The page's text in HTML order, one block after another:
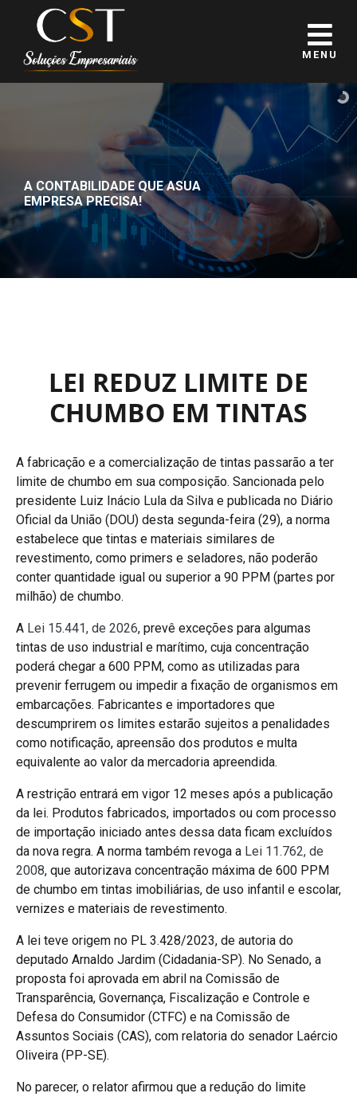
MENU
A CONTABILIDADE QUE ASUA
EMPRESA PRECISA!
LEI REDUZ LIMITE DE
CHUMBO EM TINTAS
A fabricação e a comercialização de tintas passarão a ter
limite de chumbo em sua composição. Sancionada pelo
presidente Luiz Inácio Lula da Silva e publicada no Diário
Oficial da União (DOU) desta segunda-feira (29), a norma
estabelece que tintas e materiais similares de
revestimento, como primers e seladores, não poderão
conter quantidade igual ou superior a 90 PPM (partes por
milhão) de chumbo.
A Lei 15.441, de 2026, prevê exceções para algumas
tintas de uso industrial e marítimo, cuja concentração
poderá chegar a 600 PPM, como as utilizadas para
prevenir ferrugem ou impedir a fixação de organismos em
embarcações. Fabricantes e importadores que
descumprirem os limites estarão sujeitos a penalidades
como notificação, apreensão dos produtos e multa
equivalente ao valor da mercadoria apreendida.
A restrição entrará em vigor 12 meses após a publicação
da lei. Produtos fabricados, importados ou com processo
de importação iniciado antes dessa data ficam excluídos
da nova regra. A norma também revoga a Lei 11.762, de
2008, que autorizava concentração máxima de 600 PPM
de chumbo em tintas imobiliárias, de uso infantil e escolar,
vernizes e materiais de revestimento.
A lei teve origem no PL 3.428/2023, de autoria do
deputado Arnaldo Jardim (Cidadania-SP). No Senado, a
proposta foi aprovada em abril na Comissão de
Transparência, Governança, Fiscalização e Controle e
Defesa do Consumidor (CTFC) e na Comissão de
Assuntos Sociais (CAS), com relatoria do senador Laércio
Oliveira (PP-SE).
No parecer, o relator afirmou que a redução do limite